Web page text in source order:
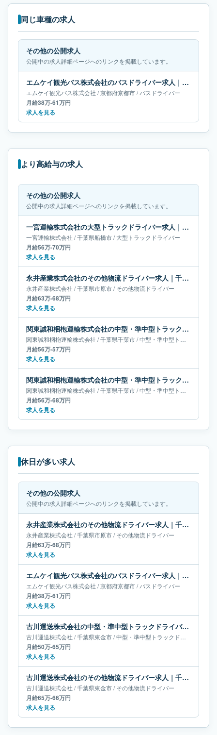
同じ車種の求人
その他の公開求人
公開中の求人詳細ページへのリンクを掲載しています。
エムケイ観光バス株式会社のバスドライバー求人｜京都府京都市｜月給38万-61万円
エムケイ観光バス株式会社 /京都府京都市/バスドライバー
月給38万-61万円
求人を見る
より高給与の求人
その他の公開求人
公開中の求人詳細ページへのリンクを掲載しています。
一宮運輸株式会社の大型トラックドライバー求人｜千葉県船橋市｜月給56万-70万円
一宮運輸株式会社 /千葉県船橋市/大型トラックドライバー
月給56万-70万円
求人を見る
永井産業株式会社のその他物流ドライバー求人｜千葉県市原市｜月給63万-68万円
永井産業株式会社 /千葉県市原市/その他物流ドライバー
月給63万-68万円
求人を見る
関東誠和梱枹運輸株式会社の中型・準中型トラックドライバー求人｜千葉県千葉市｜月給56万-57万円
関東誠和梱枹運輸株式会社 /千葉県千葉市/中型・準中型トラックドライバー
月給56万-57万円
求人を見る
関東誠和梱枹運輸株式会社の中型・準中型トラックドライバー求人｜千葉県千葉市｜月給56万-68万円
関東誠和梱枹運輸株式会社 /千葉県千葉市/中型・準中型トラックドライバー
月給56万-68万円
求人を見る
休日が多い求人
その他の公開求人
公開中の求人詳細ページへのリンクを掲載しています。
永井産業株式会社のその他物流ドライバー求人｜千葉県市原市｜月給63万-68万円
永井産業株式会社 /千葉県市原市/その他物流ドライバー
月給63万-68万円
求人を見る
エムケイ観光バス株式会社のバスドライバー求人｜京都府京都市｜月給38万-61万円
エムケイ観光バス株式会社 /京都府京都市/バスドライバー
月給38万-61万円
求人を見る
古川運送株式会社の中型・準中型トラックドライバー求人｜千葉県東金市｜月給50万-65万円
古川運送株式会社 /千葉県東金市/中型・準中型トラックドライバー
月給50万-65万円
求人を見る
古川運送株式会社のその他物流ドライバー求人｜千葉県東金市｜月給65万-66万円
古川運送株式会社 /千葉県東金市/その他物流ドライバー
月給65万-66万円
求人を見る